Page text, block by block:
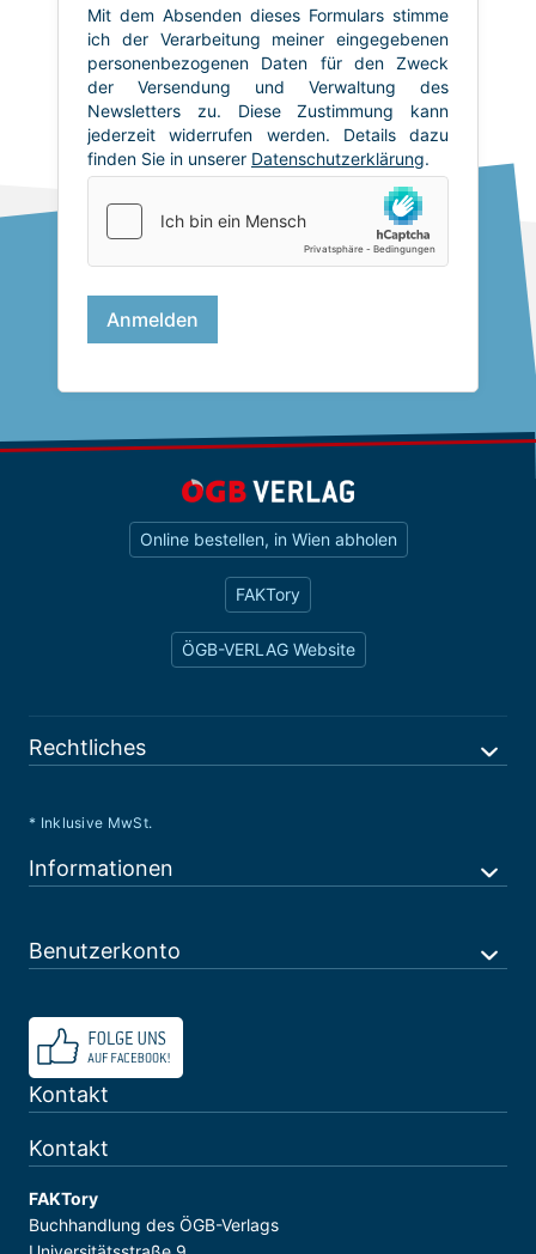
Online bestellen, in Wien abholen
FAKTory
ÖGB-VERLAG Website
Rechtliches
* Inklusive MwSt.
Informationen
Benutzerkonto
Kontakt
Kontakt
FAKTory
Buchhandlung des ÖGB-Verlags